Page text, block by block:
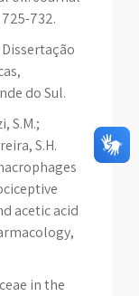
732.
Dissertação
do Sul.
S.M.;
S.H.
acetic acid
in the